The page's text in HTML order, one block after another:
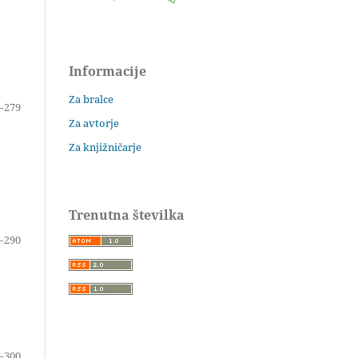
Informacije
Za bralce
Za avtorje
Za knjižničarje
Trenutna številka